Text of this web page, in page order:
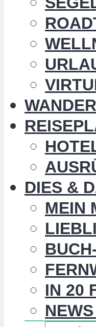
DIES &
MEIN
IN 20